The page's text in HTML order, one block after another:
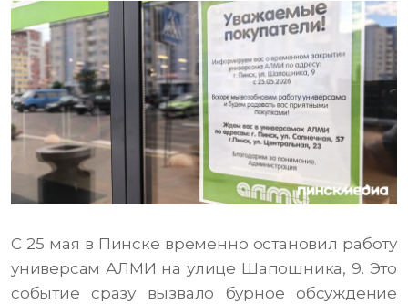
С 25 мая в Пинске временно остановил работу
универсам АЛМИ на улице Шапошника, 9. Это
событие сразу вызвало бурное обсуждение